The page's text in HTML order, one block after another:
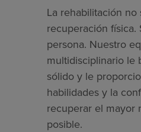
La rehabilitación no
recuperación
persona. Nuestro
multidisciplinario le
sólido y le
habilidades y la
recuperar el mayor
posible.